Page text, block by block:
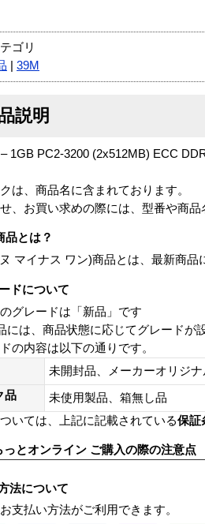
ゴリ
39M
説明
– 1GB PC2-3200 (2x512MB) ECC
は、商品名に含まれております。
、お買い求めの際には、型番や商
品とは？
マイナス ワン)商品とは、最新商品
ドについて
グレードは「新品」です
には、商品状態に応じてグレードが
の内容は以下の通りです。
未開封品、メーカーオリジ
品
未使用製品、箱無し品
いては、上記に記載されている保証
っとオンライン ご購入の際の注意点
法について
支払い方法がご利用できます。